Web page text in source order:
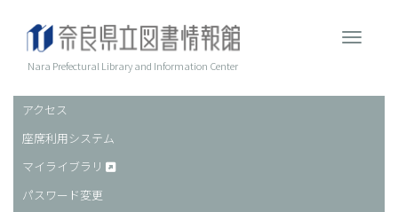
Nara Prefectural Library and Information Center
ヘ
ッ
ダ
ー
アクセス
座席利用システム
マイライブラリ
パスワード変更